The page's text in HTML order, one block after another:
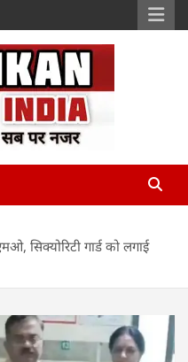
सिक्योरिटी गार्ड को लगाई